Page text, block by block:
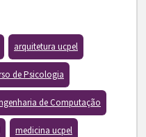
arquitetura ucpel
de Psicologia
de Computação
medicina ucpel